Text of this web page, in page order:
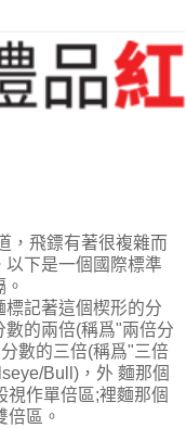
，飛鏢有著很複雜而
下是一個國際標準
記著這個楔形的分
的兩倍(稱爲"兩倍分
數的三倍(稱爲"三倍
Bull)，外 麵那個
視作單倍區;裡麵那個
倍區。